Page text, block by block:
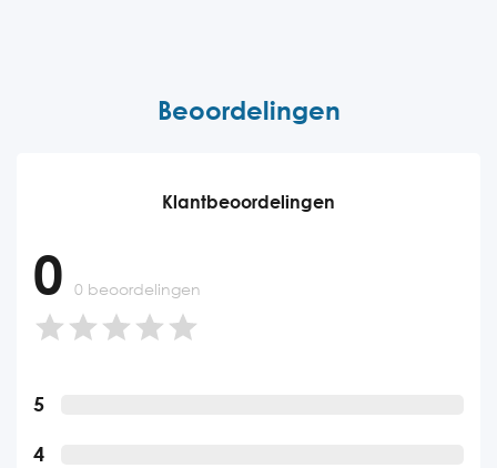
Beoordelingen
Klantbeoordelingen
5
4
0 0 beoordelingen